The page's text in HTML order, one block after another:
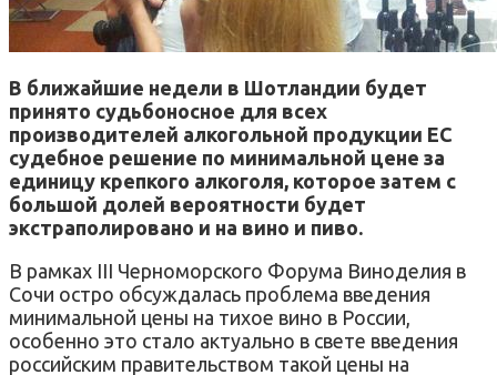
В ближайшие недели в Шотландии будет
принято судьбоносное для всех
производителей алкогольной продукции ЕС
судебное решение по минимальной цене за
единицу крепкого алкоголя, которое затем с
большой долей вероятности будет
экстраполировано и на вино и пиво.
В рамках III Черноморского Форума Виноделия в
Сочи остро обсуждалась проблема введения
минимальной цены на тихое вино в России,
особенно это стало актуально в свете введения
российским правительством такой цены на